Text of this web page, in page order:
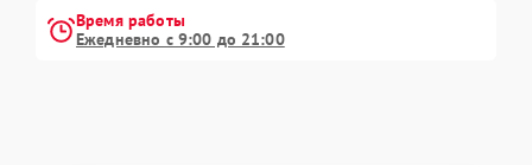
Время работы
Ежедневно с 9:00 до 21:00